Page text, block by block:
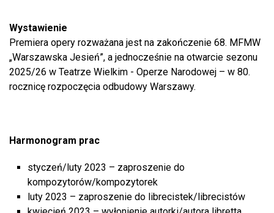
Wystawienie
Premiera opery rozważana jest na zakończenie 68. MFMW
„Warszawska Jesień”, a jednocześnie na otwarcie sezonu
2025/26 w Teatrze Wielkim - Operze Narodowej – w 80.
rocznicę rozpoczęcia odbudowy Warszawy.
Harmonogram prac
styczeń/luty 2023 – zaproszenie do
kompozytorów/kompozytorek
luty 2023 – zaproszenie do librecistek/librecistów